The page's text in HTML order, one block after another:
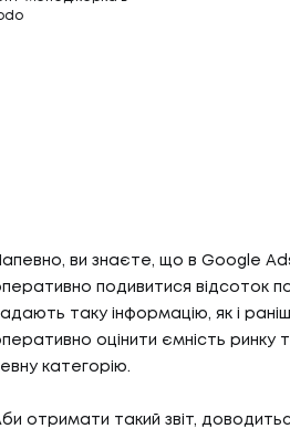
ви знаєте, що в Google
подивитися відсоток
таку інформацію, як і
оцінити ємність ринку
категорію.
отримати такий звіт,